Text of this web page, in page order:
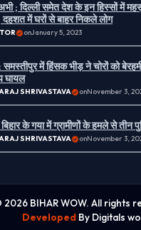
; दिल्ली समेत देश के इन हिस्सों में
में घरों से बाहर निकले लोग
onJanuary 5, 2023
: समस्तीपुर में हिंसक भीड़ ने चोरों को
घायल
SHRIVASTAVA onNovember 3,
के गया में ग्रामीणों के हमले से तीन
SHRIVASTAVA onNovember 3,
2026 BIHAR WOW. All rights
Developed By Digitals